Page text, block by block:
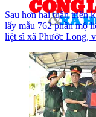
Sau hơn hai tuần triển
lấy mẫu 762 phần mộ
liệt sĩ xã Phước Long,